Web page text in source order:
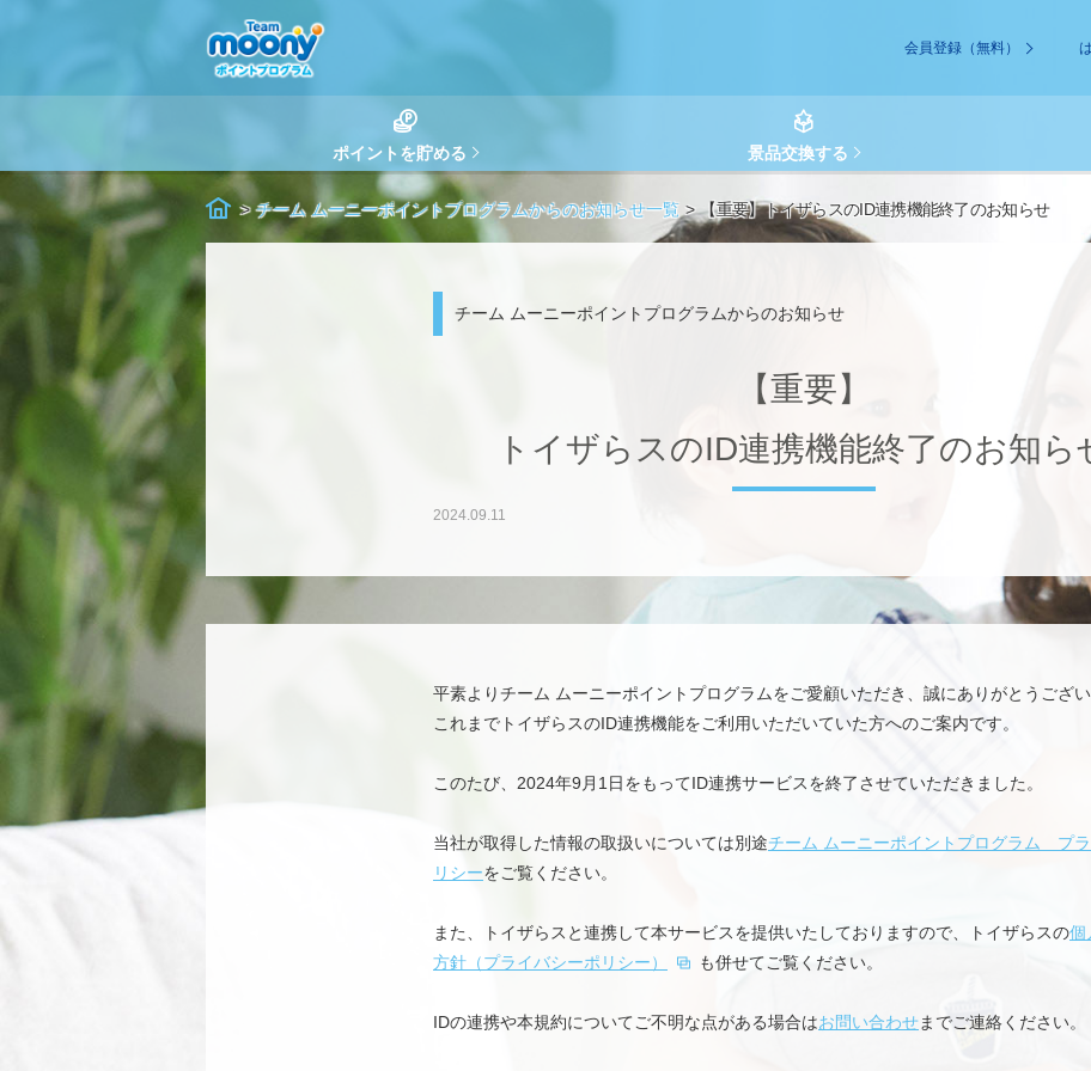
ポイントを貯める 景品交換する
会員登録（無料）
チーム ムーニーポイントプログラムからのお知らせ一覧 【重要】トイザらスのID連携機能終了のお知らせ
チーム ムーニーポイントプログラムからのお知らせ
【重要】
トイザらスのID連携機能終了のお知ら
2024.09.11
平素よりチーム ムーニーポイントプログラムをご愛顧いただき、誠にありがとうござい
これまでトイザらスのID連携機能をご利用いただいていた方へのご案内です。
このたび、2024年9月1日をもってID連携サービスを終了させていただきました。
当社が取得した情報の取扱いについては別途チーム ムーニーポイントプログラム プ
リシーをご覧ください。
また、トイザらスと連携して本サービスを提供いたしておりますので、トイザらスの個
方針（プライバシーポリシー）
も併せてご覧ください。
IDの連携や本規約についてご不明な点がある場合はお問い合わせまでご連絡ください。